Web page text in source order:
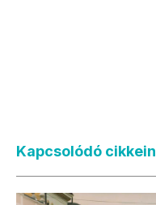
Kapcsolódó